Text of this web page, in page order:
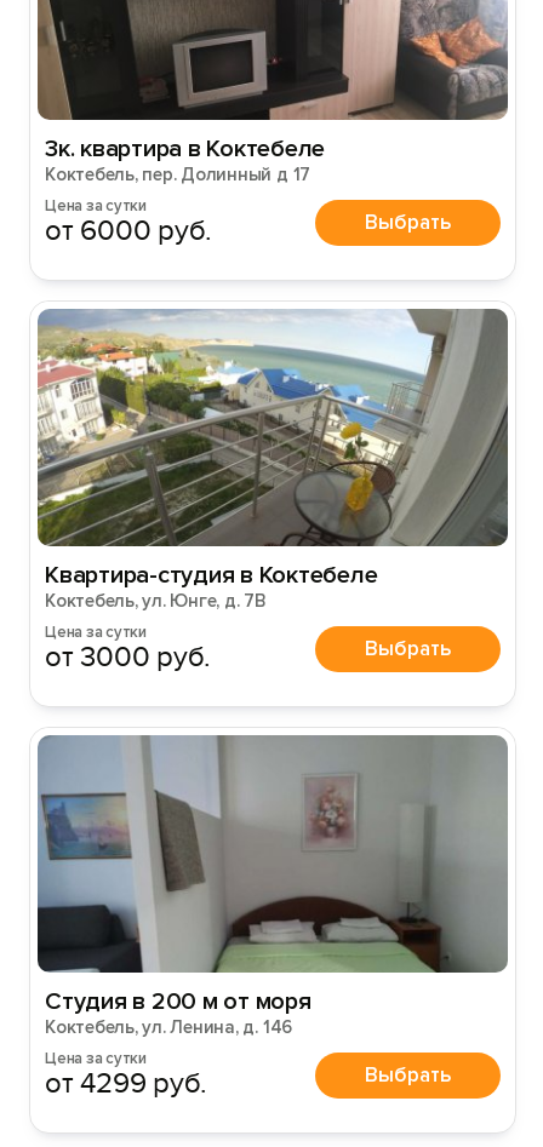
3к. квартира в Коктебеле
Коктебель, пер. Долинный д 17
Цена за сутки
от 6000 руб. Выбрать
Квартира-студия в Коктебеле
Коктебель, ул. Юнге, д. 7В
Цена за сутки
от 3000 руб. Выбрать
Студия в 200 м от моря
Коктебель, ул. Ленина, д. 146
Цена за сутки
от 4299 руб. Выбрать